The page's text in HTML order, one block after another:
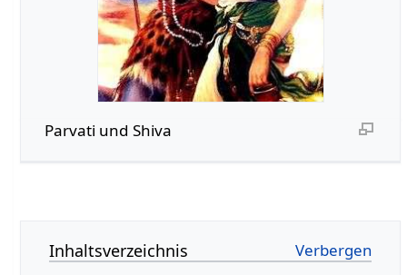
Parvati und Shiva
Inhaltsverzeichnis